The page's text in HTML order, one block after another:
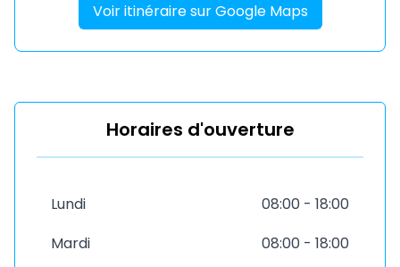
Voir itinéraire sur Google Maps
Horaires d'ouverture
Lundi
08:00 - 18:00
Mardi
08:00 - 18:00